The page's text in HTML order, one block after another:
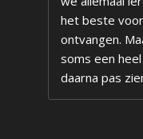
het beste
ontvangen.
soms een
daarna pas